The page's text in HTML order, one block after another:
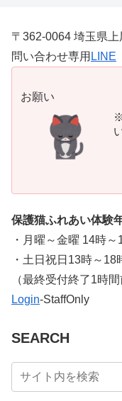
〒362-0064 埼玉県
問い合わせ専用 LINE
お願い
保護猫ふれあい体験
・月曜～金曜 14時～
・土日祝日13時～18
（最終受付終了1時間
Login-StaffOnly
SEARCH